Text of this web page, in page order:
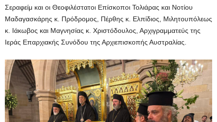
Σεραφείμ και οι Θεοφιλέστατοι Επίσκοποι Τολιάρας και Νοτίου
Μαδαγασκάρης κ. Πρόδρομος, Πέρθης κ. Ελπίδιος, Μιλητουπόλεως
κ. Ιάκωβος και Μαγνησίας κ. Χριστόδουλος, Αρχιγραμματεύς της
Ιεράς Επαρχιακής Συνόδου της Αρχιεπισκοπής Αυστραλίας.